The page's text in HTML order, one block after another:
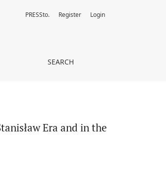
the 19th Century
SEARCH
PRESSto. Register Login
Era and in the